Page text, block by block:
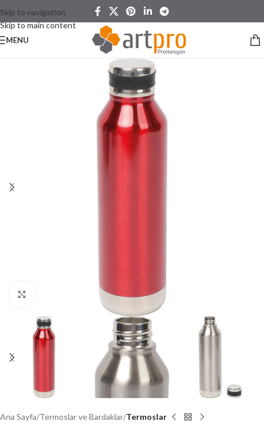
Skip to navigation
Skip to main content
MENU
Ana Sayfa Termoslar ve Bardaklar Termoslar